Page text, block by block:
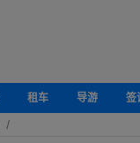
租车 导游 签